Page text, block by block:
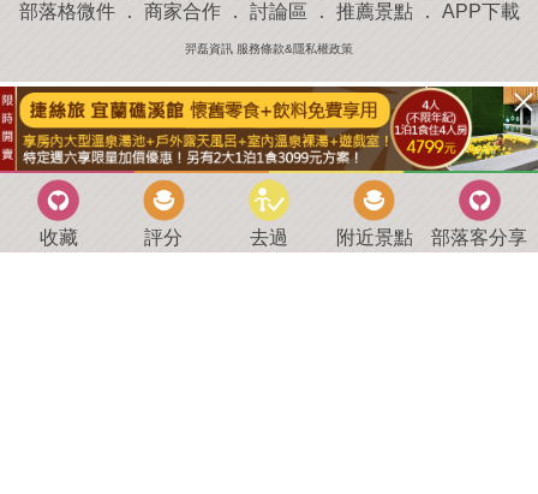
部落格微件． 商家合作． 討論區 ． 推薦景點． APP下載
羿磊資訊 服務條款&隱私權政策
收藏 評分 去過 附近景點 部落客分享